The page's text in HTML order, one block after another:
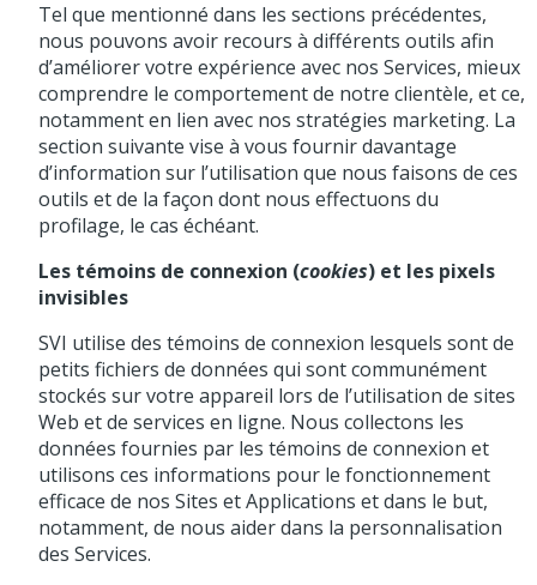
Tel que mentionné dans les sections précédentes,
nous pouvons avoir recours à différents outils afin
d’améliorer votre expérience avec nos Services, mieux
comprendre le comportement de notre clientèle, et ce,
notamment en lien avec nos stratégies marketing. La
section suivante vise à vous fournir davantage
d’information sur l’utilisation que nous faisons de ces
outils et de la façon dont nous effectuons du
profilage, le cas échéant.
Les témoins de connexion (cookies) et les pixels
invisibles
SVI utilise des témoins de connexion lesquels sont de
petits fichiers de données qui sont communément
stockés sur votre appareil lors de l’utilisation de sites
Web et de services en ligne. Nous collectons les
données fournies par les témoins de connexion et
utilisons ces informations pour le fonctionnement
efficace de nos Sites et Applications et dans le but,
notamment, de nous aider dans la personnalisation
des Services.